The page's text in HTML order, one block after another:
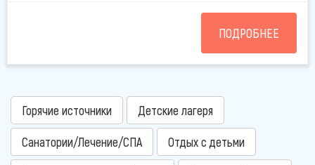
ПОДРОБНЕЕ
Горячие источники Детские лагеря
Санатории/Лечение/СПА Отдых с детьми